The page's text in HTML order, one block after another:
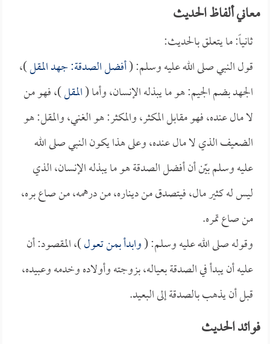
معاني ألفاظ الحديث
ثانياً: ما يتعلق بالحديث:
قول النبي صلى الله عليه وسلم: (أفضل الصدقة: جهد المقل)،
الجهد بضم الجيم: هو ما يبذله الإنسان، وأما (المقل)، فهو من
لا مال عنده، فهو مقابل المكثر، والمكثر: هو الغني، والمقل: هو
الضعيف الذي لا مال عنده، وعلى هذا يكون النبي صلى الله
عليه وسلم بيّن أن أفضل الصدقة هو ما يبذله الإنسان، الذي
ليس له كثير مال، فيتصدق من ديناره، من درهمه، من صاع بره،
من صاع تمره.
وقوله صلى الله عليه وسلم: (وابدأ بمن تعول)، المقصود: أن
عليه أن يبدأ في الصدقة بعياله، بزوجته وأولاده وخدمه وعبيده،
قبل أن يذهب بالصدقة إلى البعيد.
فوائد الحديث